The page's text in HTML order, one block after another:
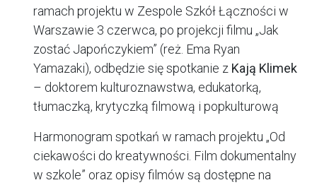
ramach projektu w Zespole Szkół Łączności w
Warszawie 3 czerwca, po projekcji filmu „Jak
zostać Japończykiem” (reż. Ema Ryan
Yamazaki), odbędzie się spotkanie z Kają Klimek
– doktorem kulturoznawstwa, edukatorką,
tłumaczką, krytyczką filmową i popkulturową
Harmonogram spotkań w ramach projektu „Od
ciekawości do kreatywności. Film dokumentalny
w szkole” oraz opisy filmów są dostępne na